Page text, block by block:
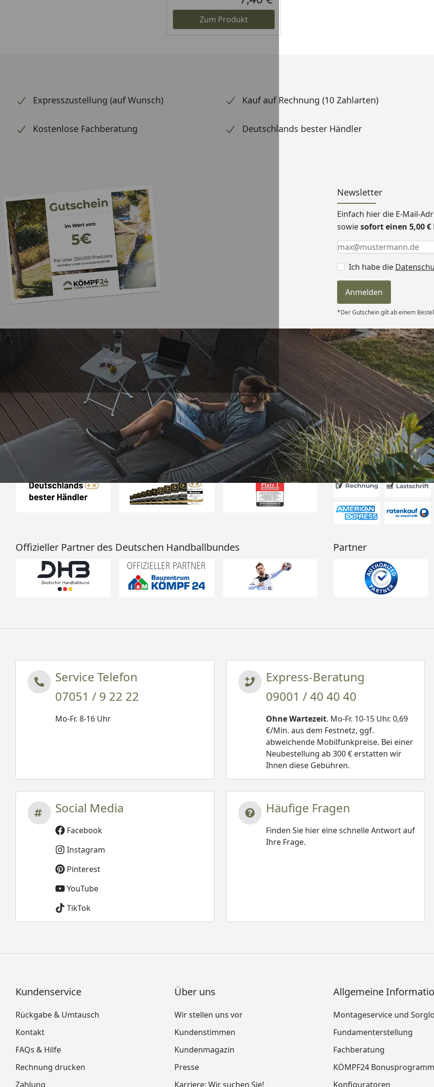
Aktueller Preis
Zum Produkt
Expresszustellung (auf Wunsch) Kauf auf Rechnung (10 Zahlarten)
Kostenlose Fachberatung Deutschlands bester Händler
Newsletter
Einfach hier die E-Mail-
sowiesofort einen 5,00
Keine Eingabe erforderlich
Eingabe erforderlich
E-Mail *
Ich habe die
Anmelden
*Der Gutschein gilt ab einem
Trusted Shops
4,81/ 5
25.961 Bewertungen
„Alles bestens, empfehle ich gerne
weiter.“
07.08.2026
Versand
Auszeichnungen Akzeptierte
Offizieller Partner des Deutschen Handballbundes Partner
Service Telefon
07051 / 9 22 22
Mo-Fr. 8-16 Uhr
Express-Beratung
09001 / 40 40 40
Ohne Wartezeit. Mo-Fr. 10-15 Uhr. 0,69
€/Min. aus dem Festnetz, ggf.
abweichende Mobilfunkpreise. Bei einer
Neubestellung ab 300 € erstatten wir
Ihnen diese Gebühren.
Social Media
Facebook
Instagram
Pinterest
YouTube
TikTok
Häufige Fragen
Finden Sie hier eine schnelle Antwort auf
Ihre Frage.
Kundenservice
Rückgabe & Umtausch
Kontakt
FAQs & Hilfe
Rechnung drucken
Zahlung
Über uns
Wir stellen uns vor
Kundenstimmen
Kundenmagazin
Presse
Karriere: Wir suchen Sie!
Allgemeine
Montageservice und
Fundamenterstellung
Fachberatung
KÖMPF24 Bonusprogramm
Konfiguratoren